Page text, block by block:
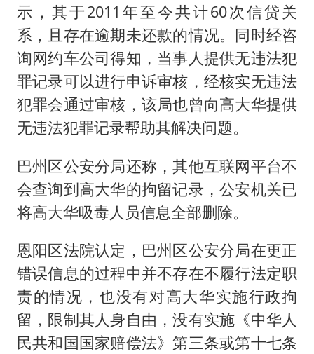
示，其于2011年至今共计60次信贷关
系，且存在逾期未还款的情况。同时经咨
询网约车公司得知，当事人提供无违法犯
罪记录可以进行申诉审核，经核实无违法
犯罪会通过审核，该局也曾向高大华提供
无违法犯罪记录帮助其解决问题。
巴州区公安分局还称，其他互联网平台不
会查询到高大华的拘留记录，公安机关已
将高大华吸毒人员信息全部删除。
恩阳区法院认定，巴州区公安分局在更正
错误信息的过程中并不存在不履行法定职
责的情况，也没有对高大华实施行政拘
留，限制其人身自由，没有实施《中华人
民共和国国家赔偿法》第三条或第十七条